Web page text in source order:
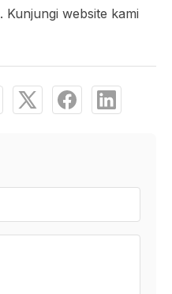
. Kunjungi website kami